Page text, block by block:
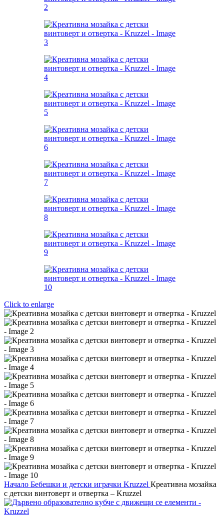
Click to enlarge
Начало Бебешки и детски играчки Kruzzel Креативна мозайка
с детски винтоверт и отвертка – Kruzzel